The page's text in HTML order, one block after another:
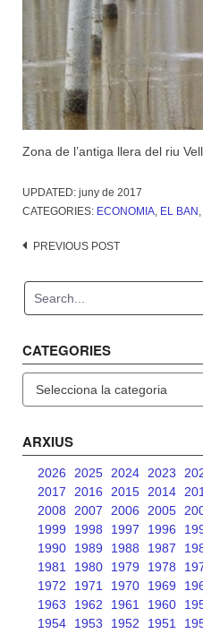
Zona de l’antiga llera del riu
UPDATED: juny de 2017
CATEGORIES: ECONOMIA, EL BAN ,
Post
PREVIOUS POST
CATEGORIES
ARXIUS
2026 2025 2024 2023
2017
2016 2015 2014
2008
2007 2006 2005
1999
1998 1997 1996
1990
1989 1988 1987
1981
1980 1979 1978
1972
1971 1970 1969
1963
1962 1961 1960
1954
1953 1952 1951